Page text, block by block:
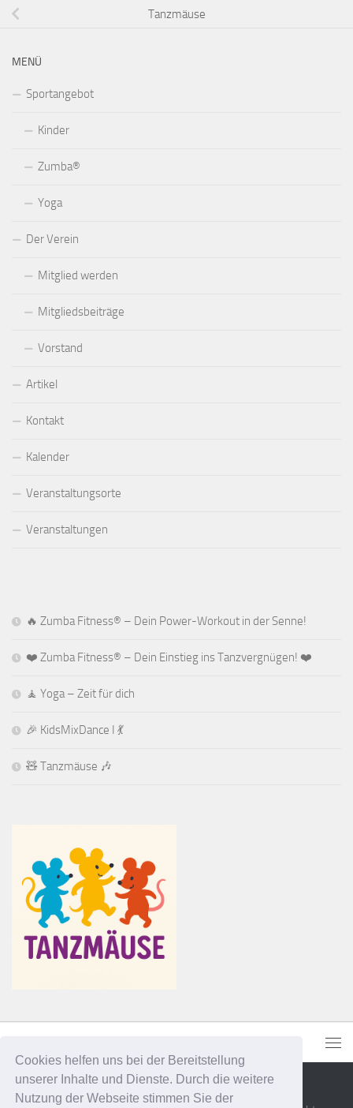
Cookies helfen uns bei der Bereitstellung
unserer Inhalte und Dienste. Durch die weitere
Nutzung der Webseite stimmen Sie der
Tanzmäuse
MENÜ
Sportangebot
Kinder
Zumba®
Yoga
Der Verein
Mitglied werden
Mitgliedsbeiträge
Vorstand
Artikel
Kontakt
Kalender
Veranstaltungsorte
Veranstaltungen
🔥 Zumba Fitness® – Dein Power-Workout in der Senne!
❤️ Zumba Fitness® – Dein Einstieg ins Tanzvergnügen! ❤️
🧘 Yoga – Zeit für dich
🎉 KidsMixDance I 💃
🧸 Tanzmäuse 🎶